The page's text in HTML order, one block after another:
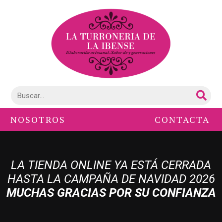
NOSOTROS CONTACTA
LA TIENDA ONLINE YA ESTÁ CERRADA
HASTA LA CAMPAÑA DE NAVIDAD 2026
MUCHAS GRACIAS POR SU CONFIANZA